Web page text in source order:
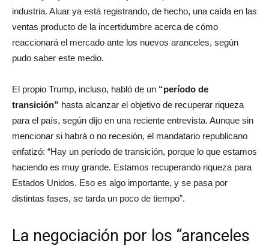
industria. Aluar ya está registrando, de hecho, una caída en las
ventas producto de la incertidumbre acerca de cómo
reaccionará el mercado ante los nuevos aranceles, según
pudo saber este medio.
El propio Trump, incluso, habló de un “período de
transición” hasta alcanzar el objetivo de recuperar riqueza
para el país, según dijo en una reciente entrevista. Aunque sin
mencionar si habrá o no recesión, el mandatario republicano
enfatizó: “Hay un período de transición, porque lo que estamos
haciendo es muy grande. Estamos recuperando riqueza para
Estados Unidos. Eso es algo importante, y se pasa por
distintas fases, se tarda un poco de tiempo”.
La negociación por los “aranceles